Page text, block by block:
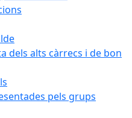
dels alts càrrecs i de bon
pels grups